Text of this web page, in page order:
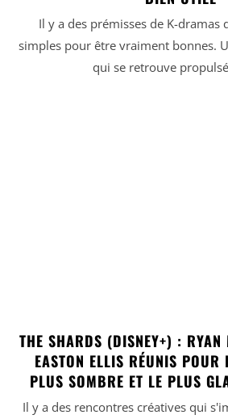
Il y a des prémisses de K-
simples pour être vraiment bonnes.
qui se retrouve
THE SHARDS (DISNEY+) : RYAN
EASTON ELLIS RÉUNIS POUR
PLUS SOMBRE ET LE PLUS
Il y a des rencontres créatives qui